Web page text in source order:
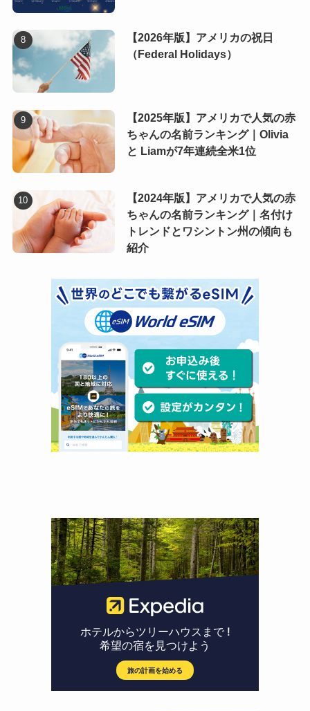
【2026年版】アメリカの祝日
（Federal Holidays）
【2025年版】アメリカで人気の赤
ちゃんの名前ランキング｜Olivia
と Liamが7年連続全米1位
【2024年版】アメリカで人気の赤
ちゃんの名前ランキング｜名付け
トレンドとワシントン州の傾向も
紹介